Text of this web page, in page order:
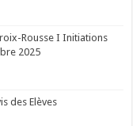
Rousse I Initiations
2025
des Elèves